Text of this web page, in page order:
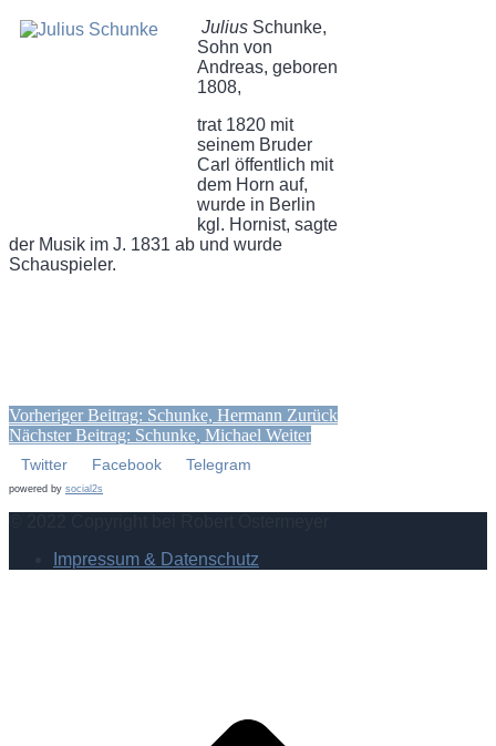
Julius Schunke,
Sohn von
Andreas, geboren
1808,
trat 1820 mit
seinem Bruder
Carl öffentlich mit
dem Horn auf,
wurde in Berlin
kgl. Hornist, sagte
der Musik im J. 1831 ab und wurde
Schauspieler.
Vorheriger Beitrag: Schunke, Hermann Zurück
Nächster Beitrag: Schunke, Michael Weiter
Twitter Facebook Telegram
powered by social2s
Impressum & Datenschutz